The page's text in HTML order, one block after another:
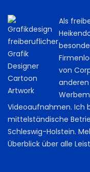
Als
von
Videoaufnahmen. Ich
mittelständische
Schleswig-Holstein.
Überblick über alle